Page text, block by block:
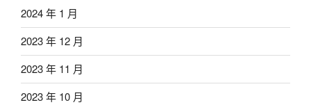
2024 年 1 月
2023 年 12 月
2023 年 11 月
2023 年 10 月